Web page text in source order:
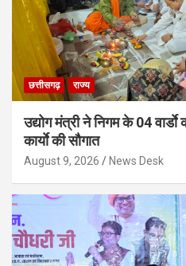
छत्तीसगढ़ राज्य
उद्योग मंत्री ने निगम के 04
कार्याे की सौगात
August 9, 2026 News Desk